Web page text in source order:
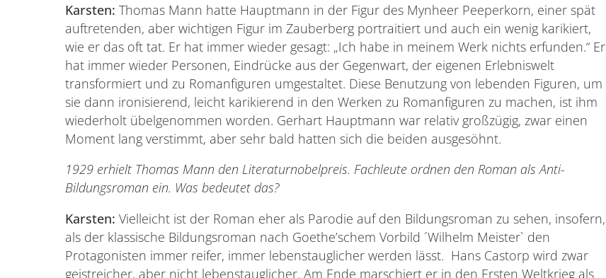
Karsten: Thomas Mann hatte Hauptmann in der Figur des Mynheer Peeperkorn, einer spät
auftretenden, aber wichtigen Figur im Zauberberg portraitiert und auch ein wenig karikiert,
wie er das oft tat. Er hat immer wieder gesagt: „Ich habe in meinem Werk nichts erfunden.“ Er
hat immer wieder Personen, Eindrücke aus der Gegenwart, der eigenen Erlebniswelt
transformiert und zu Romanfiguren umgestaltet. Diese Benutzung von lebenden Figuren, um
sie dann ironisierend, leicht karikierend in den Werken zu Romanfiguren zu machen, ist ihm
wiederholt übelgenommen worden. Gerhart Hauptmann war relativ großzügig, zwar einen
Moment lang verstimmt, aber sehr bald hatten sich die beiden ausgesöhnt.
1929 erhielt Thomas Mann den Literaturnobelpreis. Fachleute ordnen den Roman als Anti-
Bildungsroman ein. Was bedeutet das?
Karsten: Vielleicht ist der Roman eher als Parodie auf den Bildungsroman zu sehen, insofern,
als der klassische Bildungsroman nach Goethe’schem Vorbild ´Wilhelm Meister` den
Protagonisten immer reifer, immer lebenstauglicher werden lässt. Hans Castorp wird zwar
geistreicher, aber nicht lebenstauglicher. Am Ende marschiert er in den Ersten Weltkrieg als